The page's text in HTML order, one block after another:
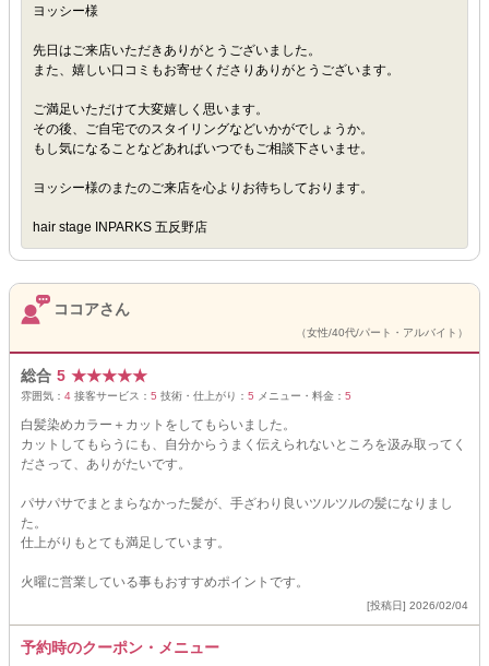
ヨッシー様
先日はご来店いただきありがとうございました。
また、嬉しい口コミもお寄せくださりありがとうございます。
ご満足いただけて大変嬉しく思います。
その後、ご自宅でのスタイリングなどいかがでしょうか。
もし気になることなどあればいつでもご相談下さいませ。
ヨッシー様のまたのご来店を心よりお待ちしております。
hair stage INPARKS 五反野店
ココアさん
（女性/40代/パート・アルバイト）
総合 5 ★★★★★
雰囲気： 4 接客サービス： 5 技術・仕上がり： 5 メニュー・料金： 5
白髪染めカラー＋カットをしてもらいました。
カットしてもらうにも、自分からうまく伝えられないところを汲み取ってく
ださって、ありがたいです。
パサパサでまとまらなかった髪が、手ざわり良いツルツルの髪になりまし
た。
仕上がりもとても満足しています。
火曜に営業している事もおすすめポイントです。
[投稿日] 2026/02/04
予約時のクーポン・メニュー